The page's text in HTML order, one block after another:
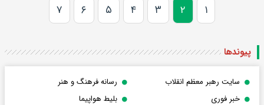
۱ ۲ ۳ ۴ ۵ ۶ ۷
پیوندها
سایت رهبر معظم انقلاب
رسانه فرهنگ و هنر
خبر فوری
بلیط هواپیما